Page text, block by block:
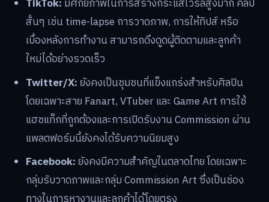
โซเชียลมีเดียไม่ใช่แค่เครื่องมือโปรโมต แต่เป็นช่องทางการ
ขายที่ทรงพลังในตัวเอง ศิลปินสามารถใช้แพลตฟอร์มเหล่านี้
เพื่อสร้างชุมชนและปิดการขายได้โดยตรง
Instagram:เหมาะสำหรับการนำเสนอผลงานผ่านภาพ
(Carousel) และวิดีโอสั้น (Reels) แสดงกระบวนการ
ทำงาน การใช้ลิงก์ใน Bio เพื่อเชื่อมไปยังหน้าร้านเป็นสิ่ง
สำคัญ
TikTok:มีศักยภาพในการสร้างกระแสไวรัลสูงมาก คลิป
สั้นๆ เช่น time-lapse การวาดภาพ, การให้ทิปส์ หรือ
เบื้องหลังการทำงาน สามารถดึงดูดผู้ติดตามและลูกค้า